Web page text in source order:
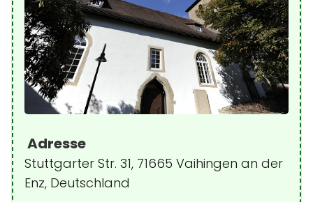
Adresse
Stuttgarter Str. 31, 71665 Vaihingen an der
Enz, Deutschland